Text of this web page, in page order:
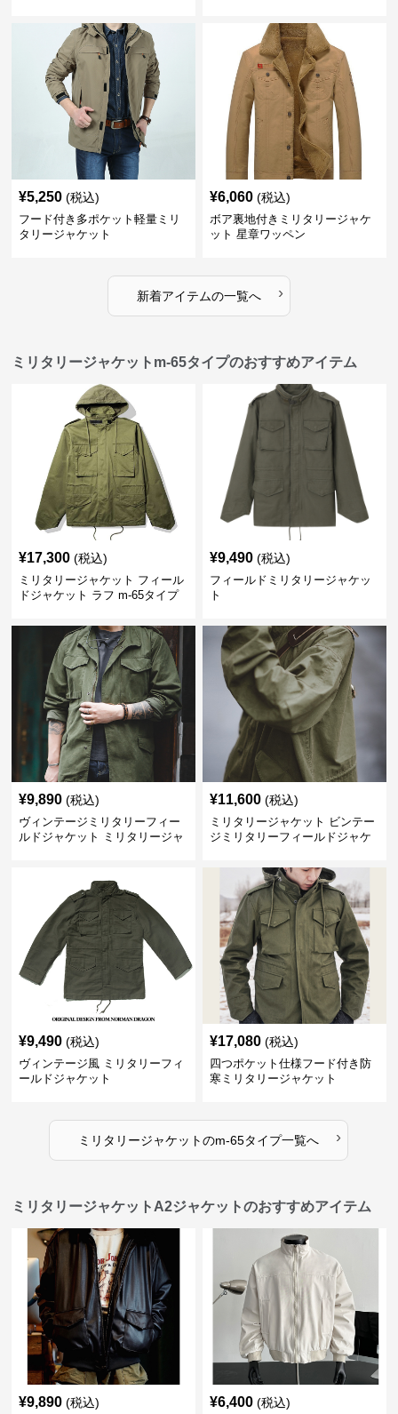
¥5,250 (税込)
フード付き多ポケット軽量ミリ
タリージャケット
¥6,060 (税込)
ボア裏地付きミリタリージャケ
ット 星章ワッペン
新着アイテムの一覧へ ›
ミリタリージャケットm-65タイプのおすすめアイテム
¥17,300 (税込)
ミリタリージャケット フィール
ドジャケット ラフ m-65タイプ
¥9,490 (税込)
フィールドミリタリージャケッ
ト
¥9,890 (税込)
ヴィンテージミリタリーフィー
ルドジャケット ミリタリージャ
¥11,600 (税込)
ミリタリージャケット ビンテー
ジミリタリーフィールドジャケ
¥9,490 (税込)
ヴィンテージ風 ミリタリーフィ
ールドジャケット
¥17,080 (税込)
四つポケット仕様フード付き防
寒ミリタリージャケット
ミリタリージャケットのm-65タイプ一覧へ ›
ミリタリージャケットA2ジャケットのおすすめアイテム
¥9,890 (税込) ¥6,400 (税込)